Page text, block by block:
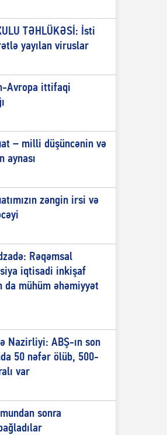
TƏHLÜKƏSİ: İsti
yayılan viruslar
Avropa ittifaqi
– milli düşüncənin və
aynası
zəngin irsi və
Rəqəmsal
iqtisadi inkişaf
da mühüm əhəmiyyət
Nazirliyi: ABŞ-ın son
50 nəfər ölüb, 500-
var
sonra